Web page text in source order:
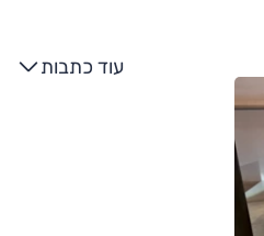
עוד כתבות